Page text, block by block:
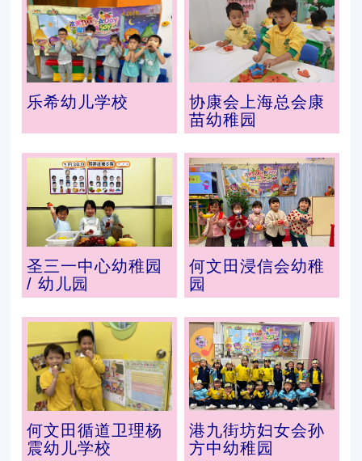
乐希幼儿学校
协康会上海总会康
苗幼稚园
圣三一中心幼稚园
/ 幼儿园
何文田浸信会幼稚
园
何文田循道卫理杨
震幼儿学校
港九街坊妇女会孙
方中幼稚园